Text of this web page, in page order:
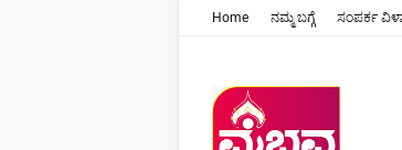
Home ನಮ್ಮ ಬಗ್ಗೆ ಸಂಪರ್ಕ